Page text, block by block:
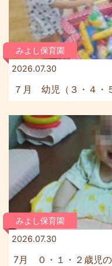
みよし保育園
2026.07.30
７月 幼児（３・４・
みよし保育園
2026.07.30
7月 ０・１・２歳児